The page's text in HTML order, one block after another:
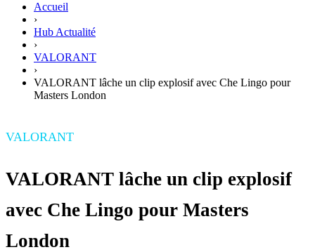
Accueil
›
Hub Actualité
›
VALORANT
›
VALORANT lâche un clip explosif avec Che Lingo pour
Masters London
VALORANT
VALORANT lâche un clip explosif
avec Che Lingo pour Masters
London